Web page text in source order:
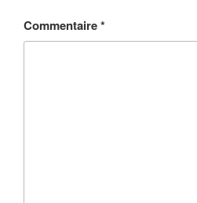
Commentaire*